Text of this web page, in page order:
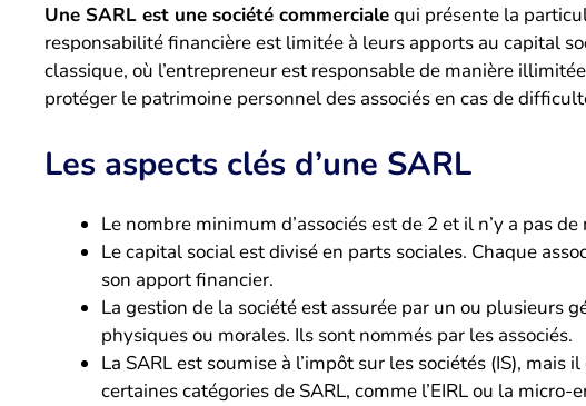
Une SARL est une société commercialequi présente la
responsabilité financière est limitée à leurs apports au capital
classique, où l’entrepreneur est responsable de manière
protéger le patrimoine personnel des associés en cas de
Les aspects clés d’une SARL
Le nombre minimum d’associés est de 2 et il n’y a pas
Le capital social est divisé en parts sociales. Chaque
son apport financier.
La gestion de la société est assurée par un ou plusieurs
physiques ou morales. Ils sont nommés par les associés.
La SARL est soumise à l’impôt sur les sociétés (IS),
certaines catégories de SARL, comme l’EIRL ou la micro-